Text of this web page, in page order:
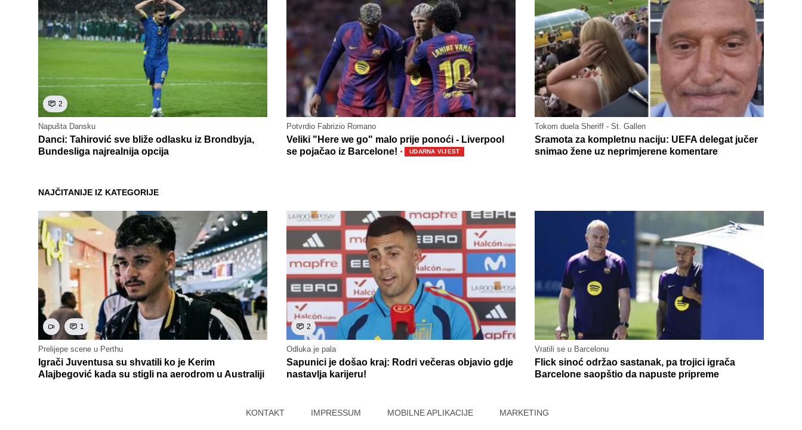
2
Napušta Dansku
Danci: Tahirović sve bliže odlasku iz Brondbyja,
Bundesliga najrealnija opcija
Potvrdio Fabrizio Romano
Veliki "Here we go" malo prije ponoći - Liverpool
se pojačao iz Barcelone! · UDARNA VIJEST
Tokom duela Sheriff - St. Gallen
Sramota za kompletnu naciju: UEFA delegat jučer
snimao žene uz neprimjerene komentare
NAJČITANIJE IZ KATEGORIJE
1
Prelijepe scene u Perthu
Igrači Juventusa su shvatili ko je Kerim
Alajbegović kada su stigli na aerodrom u Australiji
2
Odluka je pala
Sapunici je došao kraj: Rodri večeras objavio gdje
nastavlja karijeru!
Vratili se u Barcelonu
Flick sinoć održao sastanak, pa trojici igrača
Barcelone saopštio da napuste pripreme
KONTAKT IMPRESSUM MOBILNE APLIKACIJE MARKETING